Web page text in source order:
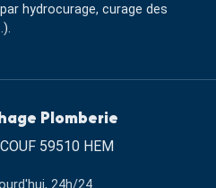
hydrocurage, curage des
Plomberie
59510 HEM
24h/24